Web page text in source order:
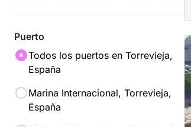
Puerto
Todos los puertos en Torrevieja,
España
Marina Internacional, Torrevieja,
España